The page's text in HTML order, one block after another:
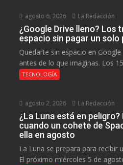
agosto 6, 2026 La Redacción
¿Google Drive lleno? Los
espacio sin pagar un solo
Quedarte sin espacio en
antes de lo que imaginas. Los
TECNOLOGÍA
agosto 2, 2026 La Redacción
¿La Luna está en
cuando un cohete de
ella en agosto
La Luna se prepara para recibir
El próximo miércoles 5 de